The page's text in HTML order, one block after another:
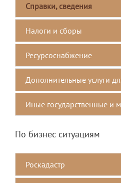
Справки, сведения
Налоги и сборы
Ресурсоснабжение
Дополнительные услуги
Иные государственные и
По бизнес ситуациям
Роскадастр